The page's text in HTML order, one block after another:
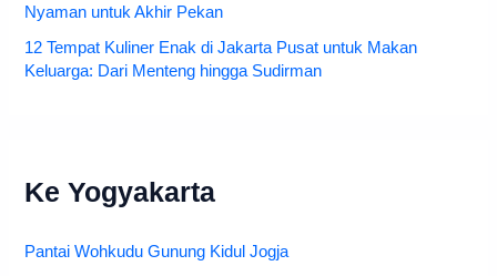
Nyaman untuk Akhir Pekan
12 Tempat Kuliner Enak di Jakarta Pusat untuk Makan
Keluarga: Dari Menteng hingga Sudirman
Ke Yogyakarta
Pantai Wohkudu Gunung Kidul Jogja